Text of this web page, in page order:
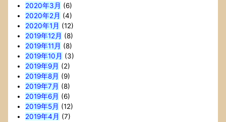
2020年3月 (6)
2020年2月 (4)
2020年1月 (12)
2019年12月 (8)
2019年11月 (8)
2019年10月 (3)
2019年9月 (2)
2019年8月 (9)
2019年7月 (8)
2019年6月 (6)
2019年5月 (12)
2019年4月 (7)